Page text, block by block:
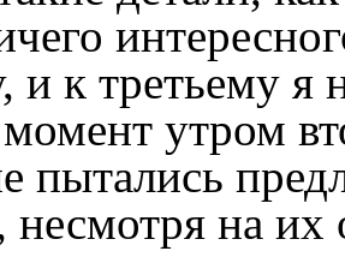
и к третьему я
утром
пытались
несмотря на